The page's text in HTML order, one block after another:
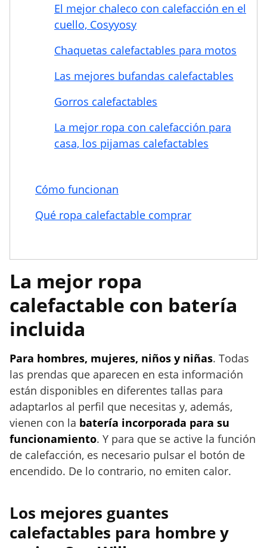
El mejor chaleco con calefacción en el
cuello, Cosyyosy
Chaquetas calefactables para motos
Las mejores bufandas calefactables
Gorros calefactables
La mejor ropa con calefacción para
casa, los pijamas calefactables
Cómo funcionan
Qué ropa calefactable comprar
La mejor ropa
calefactable con batería
incluida
Para hombres, mujeres, niños y niñas. Todas
las prendas que aparecen en esta información
están disponibles en diferentes tallas para
adaptarlos al perfil que necesitas y, además,
vienen con la batería incorporada para su
funcionamiento. Y para que se active la función
de calefacción, es necesario pulsar el botón de
encendido. De lo contrario, no emiten calor.
Los mejores guantes
calefactables para hombre y